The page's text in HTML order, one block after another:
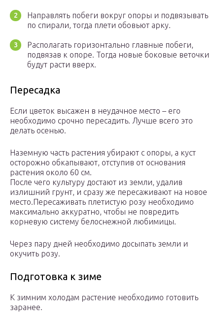
Направлять побеги вокруг опоры и подвязывать
по спирали, тогда плети обовьют арку.
Располагать горизонтально главные побеги,
подвязав к опоре. Тогда новые боковые веточки
будут расти вверх.
Пересадка
Если цветок высажен в неудачное место – его
необходимо срочно пересадить. Лучше всего это
делать осенью.
Наземную часть растения убирают с опоры, а куст
осторожно обкапывают, отступив от основания
растения около 60 см.
После чего культуру достают из земли, удалив
излишний грунт, и сразу же пересаживают на новое
место.Пересаживать плетистую розу необходимо
максимально аккуратно, чтобы не повредить
корневую систему белоснежной любимицы.
Через пару дней необходимо досыпать земли и
окучить розу.
Подготовка к зиме
К зимним холодам растение необходимо готовить
заранее.